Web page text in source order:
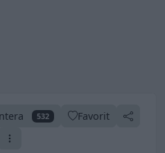
532 Favorit